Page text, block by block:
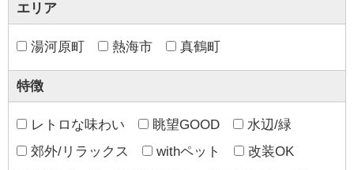
エリア
湯河原町 熱海市 真鶴町
特徴
レトロな味わい 眺望GOOD
水辺/緑
郊外/リラックス
withペット
改装OK